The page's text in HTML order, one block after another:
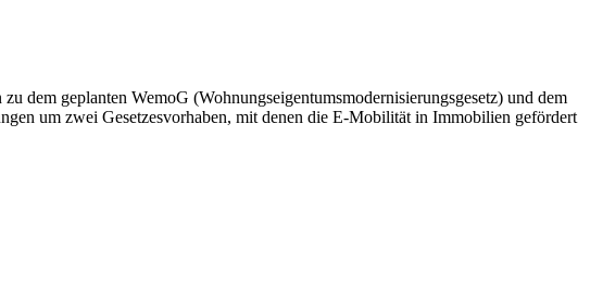
dem geplanten WemoG (Wohnungseigentumsmodernisierungsgesetz) und dem
um zwei Gesetzesvorhaben, mit denen die E-Mobilität in Immobilien gefördert